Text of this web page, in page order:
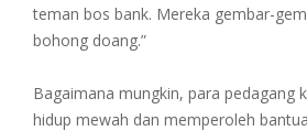
teman bos bank. Mereka gembar-
bohong doang.”
Bagaimana mungkin, para pedagang
hidup mewah dan memperoleh